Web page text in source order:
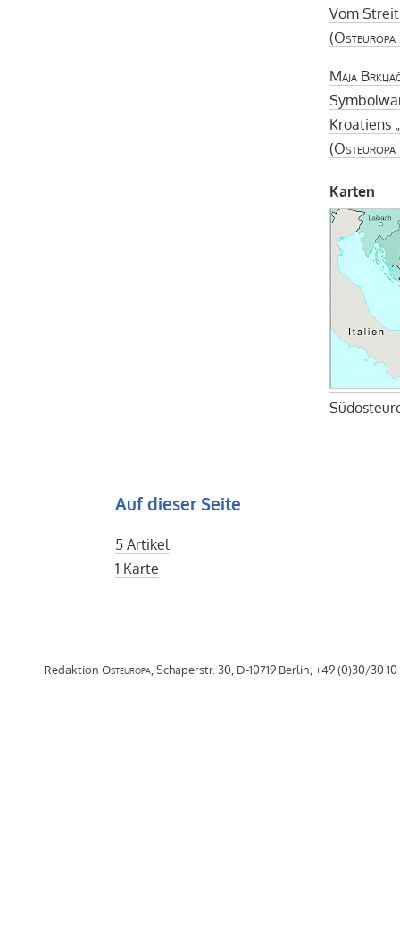
Vom
(Osteuropa
Maja
Kroatiens
(Osteuropa
Karten
Auf dieser Seite
5 Artikel
1 Karte
Redaktion Osteuropa , Schaperstr. 30, D-10719 Berlin, +49 (0)30/30